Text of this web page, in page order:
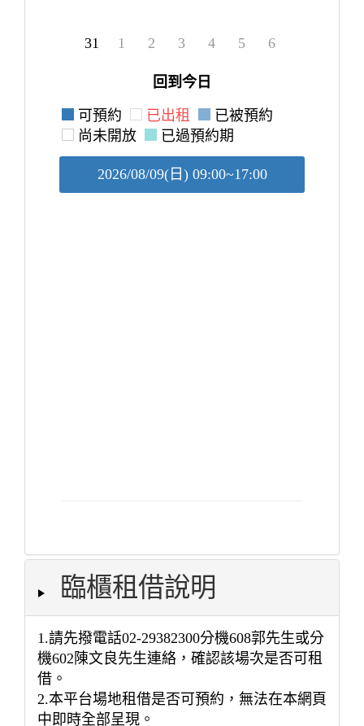
31 1 2 3 4 5 6
回到今日
可預約 已出租
已被預約
尚未開放
已過預約期
2026/08/09(日) 09:00~17:00
臨櫃租借說明
1.請先撥電話02-29382300分機608郭先生或分
機602陳文良先生連絡，確認該場次是否可租
借。
2.本平台場地租借是否可預約，無法在本網頁
中即時全部呈現。